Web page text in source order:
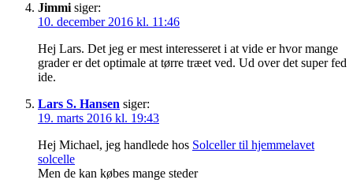
Jimmi siger:
10. december 2016 kl. 11:46
Hej Lars. Det jeg er mest interesseret i at vide er hvor mange
grader er det optimale at tørre træet ved. Ud over det super fed
ide.
Lars S. Hansen siger:
19. marts 2016 kl. 19:43
Hej Michael, jeg handlede hos Solceller til hjemmelavet
solcelle
Men de kan købes mange steder